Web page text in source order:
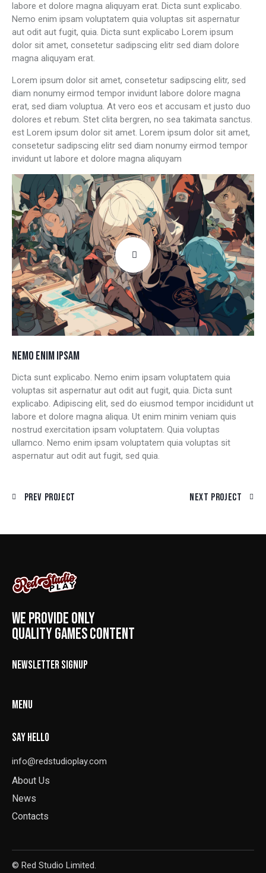
labore et dolore magna aliquyam erat. Dicta sunt explicabo.
Nemo enim ipsam voluptatem quia voluptas sit aspernatur
aut odit aut fugit, quia. Dicta sunt explicabo Lorem ipsum
dolor sit amet, consetetur sadipscing elitr sed diam dolore
magna aliquyam erat.
Lorem ipsum dolor sit amet, consetetur sadipscing elitr, sed
diam nonumy eirmod tempor invidunt labore dolore magna
erat, sed diam voluptua. At vero eos et accusam et justo duo
dolores et rebum. Stet clita bergren, no sea takimata sanctus.
est Lorem ipsum dolor sit amet. Lorem ipsum dolor sit amet,
consetetur sadipscing elitr sed diam nonumy eirmod tempor
invidunt ut labore et dolore magna aliquyam
NEMO ENIM IPSAM
Dicta sunt explicabo. Nemo enim ipsam voluptatem quia
voluptas sit aspernatur aut odit aut fugit, quia. Dicta sunt
explicabo. Adipiscing elit, sed do eiusmod tempor incididunt ut
labore et dolore magna aliqua. Ut enim minim veniam quis
nostrud exercitation ipsam voluptatem. Quia voluptas
ullamco. Nemo enim ipsam voluptatem quia voluptas sit
aspernatur aut odit aut fugit, sed quia.
Prev Project Next Project
WE PROVIDE ONLY
QUALITY GAMES CONTENT
NEWSLETTER SIGNUP
MENU
SAY HELLO
info@redstudioplay.com
About Us
News
Contacts
© Red Studio Limited.